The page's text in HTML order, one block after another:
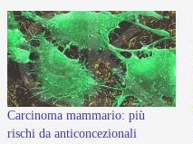
Carcinoma mammario: più
rischi da anticoncezionali